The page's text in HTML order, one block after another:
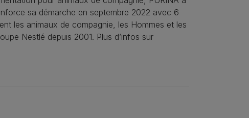
sa démarche en septembre 2022 avec 6
les animaux de compagnie, les Hommes et les
Nestlé depuis 2001. Plus d’infos sur